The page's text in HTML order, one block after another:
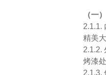
（一
2.1.1.
精美
2.1.2.
烤漆
2.1.3.